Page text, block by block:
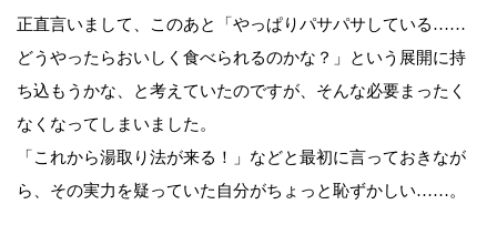
正直言いまして、このあと「やっぱりパサパサしている……
どうやったらおいしく食べられるのかな？」という展開に持
ち込もうかな、と考えていたのですが、そんな必要まったく
なくなってしまいました。
「これから湯取り法が来る！」などと最初に言っておきなが
ら、その実力を疑っていた自分がちょっと恥ずかしい……。